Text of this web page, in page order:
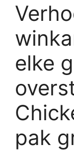
elke
pak